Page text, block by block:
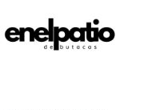
contenido